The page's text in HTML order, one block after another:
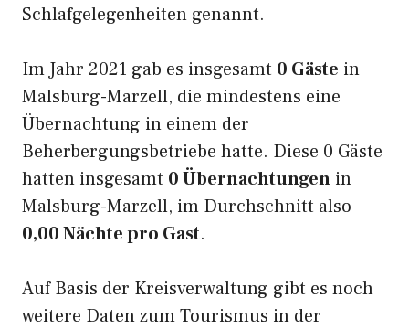
Schlafgelegenheiten genannt.
Im Jahr 2021 gab es insgesamt 0 Gäste in
Malsburg-Marzell, die mindestens eine
Übernachtung in einem der
Beherbergungsbetriebe hatte. Diese 0 Gäste
hatten insgesamt 0 Übernachtungen in
Malsburg-Marzell, im Durchschnitt also
0,00 Nächte pro Gast.
Auf Basis der Kreisverwaltung gibt es noch
weitere Daten zum Tourismus in der